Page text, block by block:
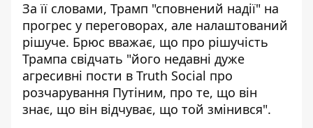
За її словами, Трамп "сповнений надії" на
прогрес у переговорах, але налаштований
рішуче. Брюс вважає, що про рішучість
Трампа свідчать "його недавні дуже
агресивні пости в Truth Social про
розчарування Путіним, про те, що він
знає, що він відчуває, що той змінився".